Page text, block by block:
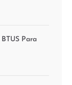
Para